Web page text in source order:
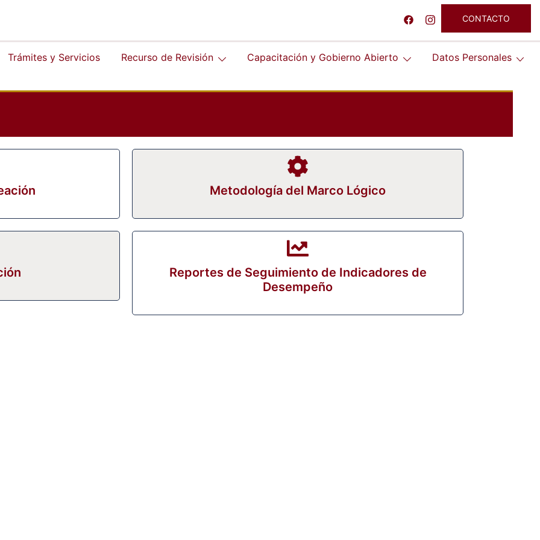
CONTACTO
Trámites y Servicios Recurso de Revisión Capacitación y Gobierno Abierto Datos Personales
Metodología del Marco Lógico
Reportes de Seguimiento de Indicadores de
Desempeño